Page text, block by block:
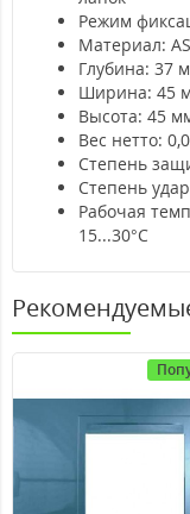
Режим
Материал:
Глубина: 37
Ширина: 45
Высота: 45
Вес нетто:
Степень
Степень
Рабочая
15...30°С